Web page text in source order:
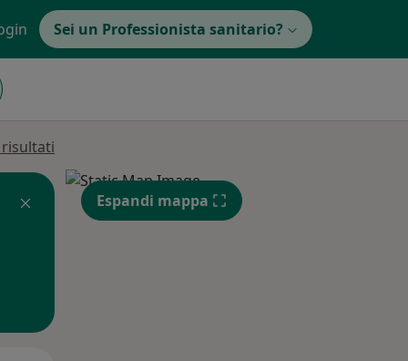
Sei un Professionista sanitario?
Espandi mappa